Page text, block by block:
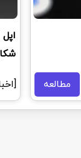
مطالعه